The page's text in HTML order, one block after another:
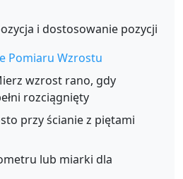
i dostosowanie pozycji
Pomiaru Wzrostu
wzrost rano, gdy
rozciągnięty
przy ścianie z piętami
lub miarki dla